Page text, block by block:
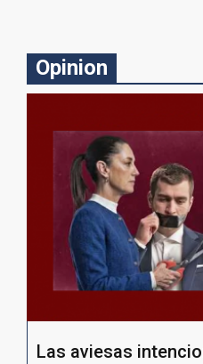
Opinion
Las aviesas